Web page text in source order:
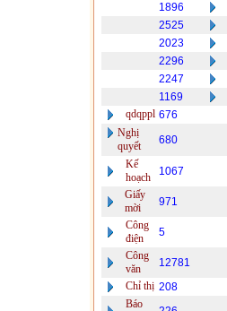
1896
2525
2023
2296
2247
1169
qdqppl 676
Nghị
quyết
680
Kế
hoạch
1067
Giấy
mời
971
Công
điện
5
Công
văn
12781
Chỉ thị 208
Báo